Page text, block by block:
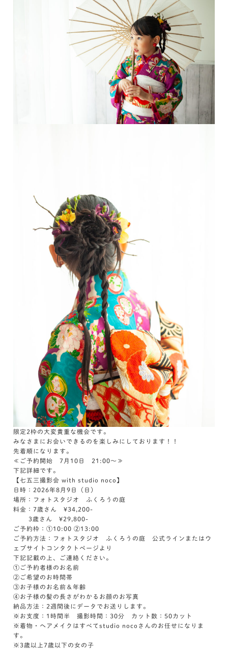
限定2枠の大変貴重な機会です。
みなさまにお会いできるのを楽しみにしております！！
先着順になります。
≪ご予約開始 7月10日 21:00～≫
下記詳細です。
【七五三撮影会 with studio noco】
日時：2026年8月9日（日）
場所：フォトスタジオ ふくろうの庭
料金：7歳さん ¥34,200-
3歳さん ¥29,800-
ご予約枠：①10:00 ②13:00
ご予約方法：フォトスタジオ ふくろうの庭 公式ラインまたはウ
ェブサイトコンタクトページより
下記記載の上、ご連絡ください。
①ご予約者様のお名前
②ご希望のお時間帯
③お子様のお名前＆年齢
④お子様の髪の長さがわかるお顔のお写真
納品方法：2週間後にデータでお送りします。
※お支度：1時間半 撮影時間：30分 カット数：50カット
※着物・ヘアメイクはすべてstudio nocoさんのお任せになりま
す。
※3歳以上7歳以下の女の子